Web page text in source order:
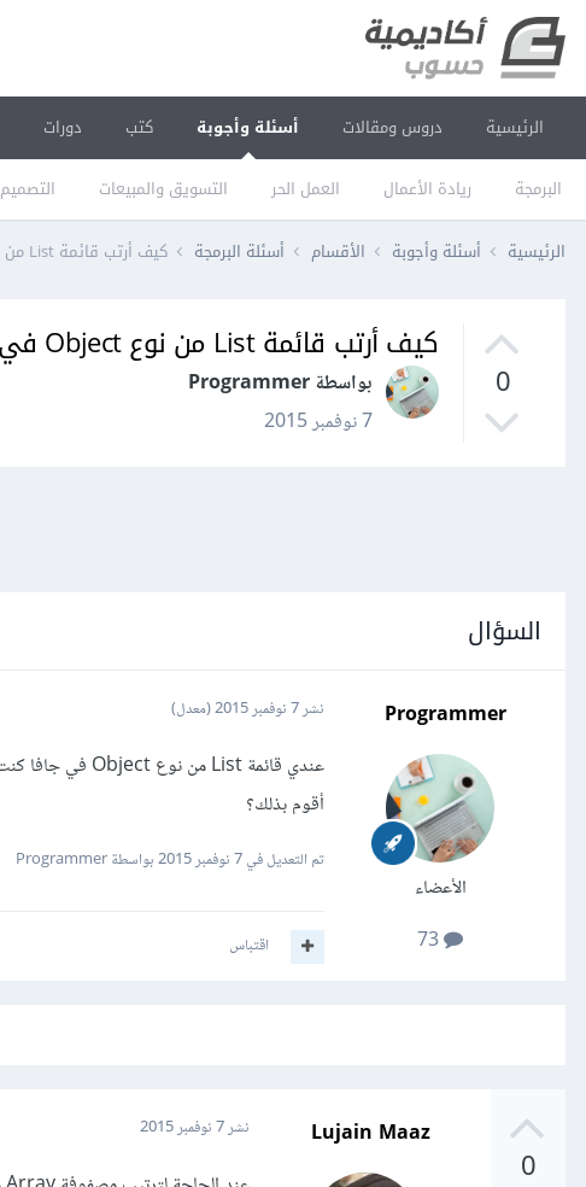
الرئيسية دروس ومقالات أسئلة وأجوبة
البرمجة ريادة الأعمال العمل الحر التسويق والمبيعات التصميم
كتب دورات
الرئيسية أسئلة وأجوبة الأقسام أسئلة البرمجة كيف أرتب قائمة List من نوع Object في جافا؟
0
كيف أرتب قائمة List من نوع Object في جافا؟
بواسطة Programmer
7 نوفمبر 2015
السؤال
Programmer
الأعضاء
نشر7 نوفمبر 2015 (معدل)
أقوم بذلك؟
تم التعديل في7 نوفمبر 2015 بواسطة Programmer
اقتباس
0
Lujain Maaz نشر7 نوفمبر 2015